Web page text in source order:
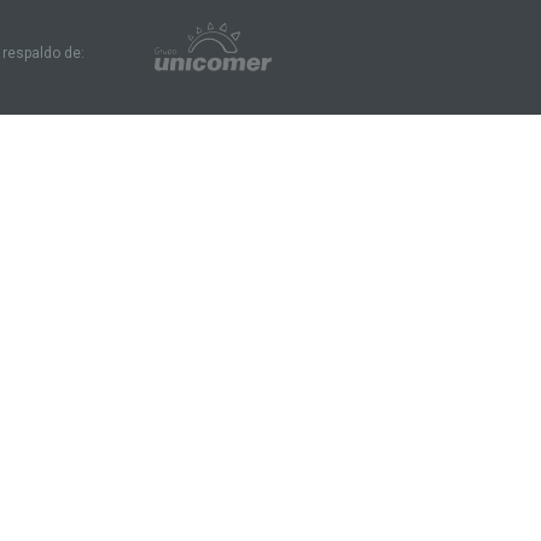
respaldo de: